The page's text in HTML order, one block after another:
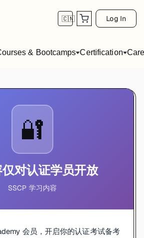
🇨🇳 Log In
& Bootcamps Certification
🔐
对认证学员开放
SSCP 学习内容
会员，开启你的认证考试备考